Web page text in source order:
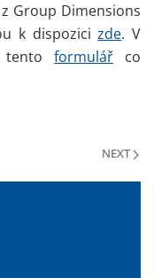
z Group Dimensions
k dispozicizde. V
tentoformulář co
NEXT